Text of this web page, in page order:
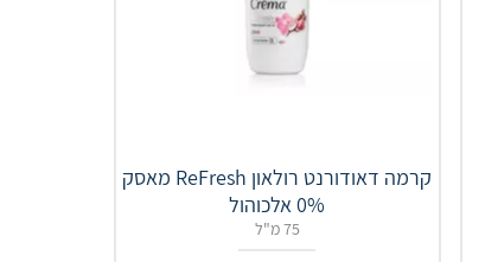
קרמה דאודורנט רולאון ReFresh מאסק
0% אלכוהול
75 מ"ל